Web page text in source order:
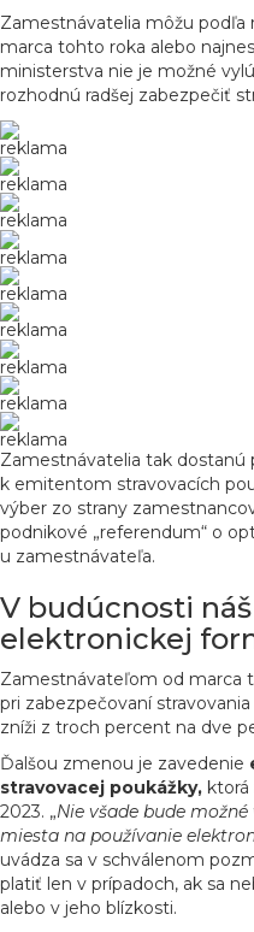
Zamestnávatelia môžu podľa
marca tohto roka alebo
ministerstva nie je možné
rozhodnú radšej zabezpečiť
reklama
reklama
reklama
reklama
reklama
reklama
reklama
reklama
reklama
Zamestnávatelia tak
k emitentom stravovacích
výber zo strany
podnikové „referendum“ o
u zamestnávateľa.
V budúcnosti
elektronickej
Zamestnávateľom od marca
pri zabezpečovaní
zníži z troch percent na dve
Ďalšou zmenou je zavedenie
stravovacej poukážky, ktorá
2023. „Nie všade bude
miesta na používanie
uvádza sa v schválenom
platiť len v prípadoch, ak sa
alebo v jeho blízkosti.